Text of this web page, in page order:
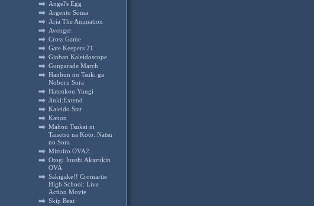
Angel's Egg
Argento Soma
Aria The Animation
Avenger
Cross Game
Gate Keepers 21
Ginban Kaleidoscope
Gunparade March
Hanbun no Tsuki ga
Noboru Sora
Hatenkou Yuugi
Jinki:Extend
Kaleido Star
Kanon
Mahou Tsukai ni
Taisetsu na Koto: Natsu
no Sora
Mizuiro OVA2
Otogi Juushi Akazukin
OVA
Sakigake!! Cromartie
High School: Live
Action Movie
Skip Beat